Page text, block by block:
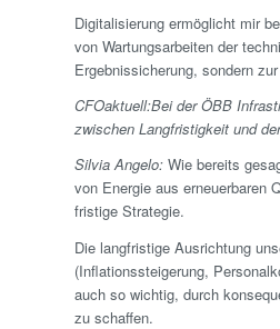
Digitalisierung ermöglicht mir
von Wartungsarbeiten der
Ergebnis­sicherung, sondern
CFOaktuell:Bei der ÖBB
zwischen Langfristigkeit und
Silvia Angelo: Wie bereits
von Energie aus erneuerbaren
fristige Strategie.
Die lang­fristige Ausrichtung
(Inflationssteigerung,
auch so wichtig, durch
zu schaffen.